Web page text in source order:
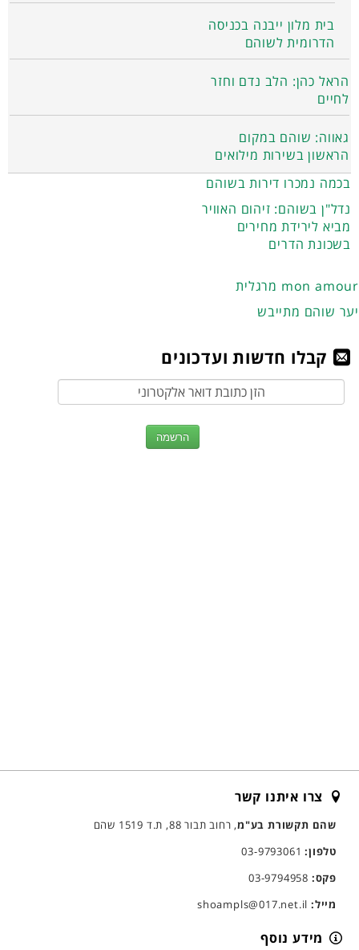
בית מלון ייבנה בכניסה
הדרומית לשוהם
הראל כהן: הלב נדם וחזר
לחיים
גאווה: שוהם במקום
הראשון בשירות מילואים
בכמה נמכרו דירות בשוהם
נדל"ן בשוהם: זיהום האוויר
מביא לירידת מחירים
בשכונת הדרים
מרגלית mon amour
יער שוהם מתייבש
קבלו חדשות ועדכונים
צרו איתנו קשר
שהם תקשורת בע"מ, רחוב תבור 88, ת.ד 1519 שהם
טלפון:03-9793061
פקס:
מייל:
מידע נוסף